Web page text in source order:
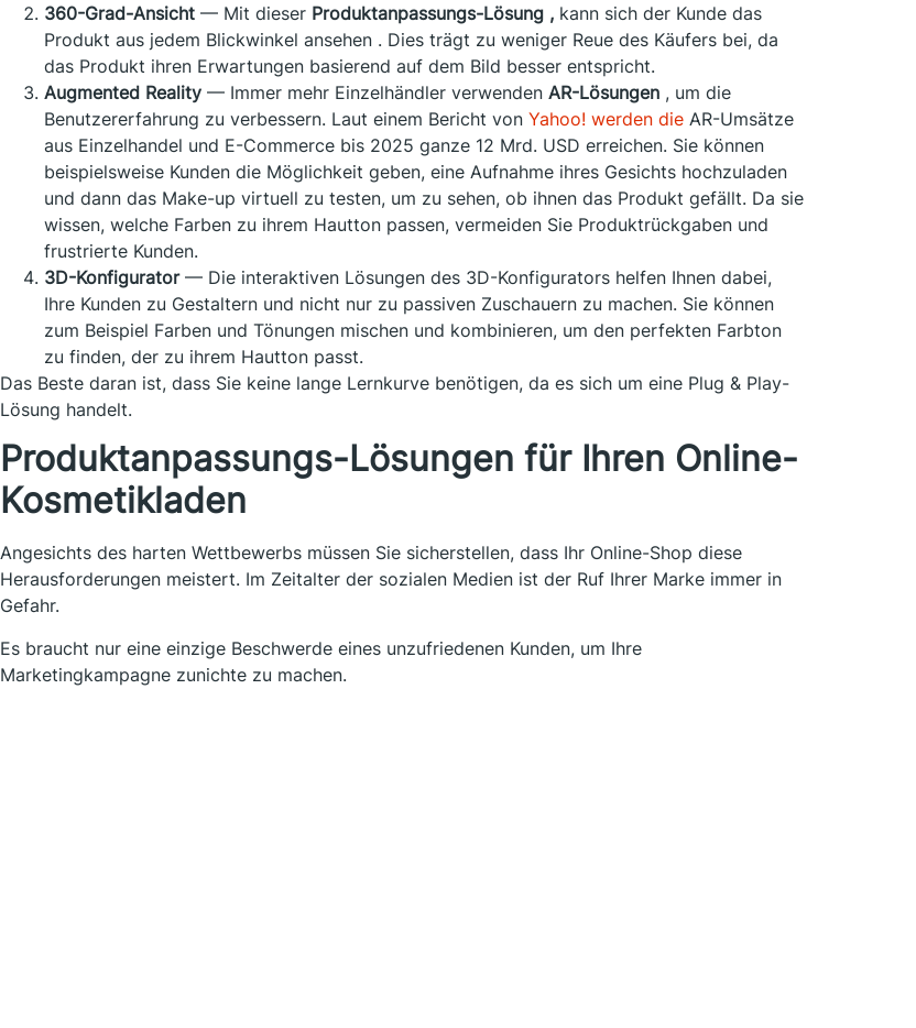
360-Grad-Ansicht — Mit dieser Produktanpassungs-Lösung , kann sich der Kunde das
Produkt aus jedem Blickwinkel ansehen . Dies trägt zu weniger Reue des Käufers bei, da
das Produkt ihren Erwartungen basierend auf dem Bild besser entspricht.
Augmented Reality — Immer mehr Einzelhändler verwenden AR-Lösungen , um die
Benutzererfahrung zu verbessern. Laut einem Bericht von Yahoo! werden die AR-Umsätze
aus Einzelhandel und E-Commerce bis 2025 ganze 12 Mrd. USD erreichen. Sie können
beispielsweise Kunden die Möglichkeit geben, eine Aufnahme ihres Gesichts hochzuladen
und dann das Make-up virtuell zu testen, um zu sehen, ob ihnen das Produkt gefällt. Da sie
wissen, welche Farben zu ihrem Hautton passen, vermeiden Sie Produktrückgaben und
frustrierte Kunden.
3D-Konfigurator — Die interaktiven Lösungen des 3D-Konfigurators helfen Ihnen dabei,
Ihre Kunden zu Gestaltern und nicht nur zu passiven Zuschauern zu machen. Sie können
zum Beispiel Farben und Tönungen mischen und kombinieren, um den perfekten Farbton
zu finden, der zu ihrem Hautton passt.
Das Beste daran ist, dass Sie keine lange Lernkurve benötigen, da es sich um eine Plug & Play-
Lösung handelt.
Produktanpassungs-Lösungen für Ihren Online-
Kosmetikladen
Angesichts des harten Wettbewerbs müssen Sie sicherstellen, dass Ihr Online-Shop diese
Herausforderungen meistert. Im Zeitalter der sozialen Medien ist der Ruf Ihrer Marke immer in
Gefahr.
Es braucht nur eine einzige Beschwerde eines unzufriedenen Kunden, um Ihre
Marketingkampagne zunichte zu machen.